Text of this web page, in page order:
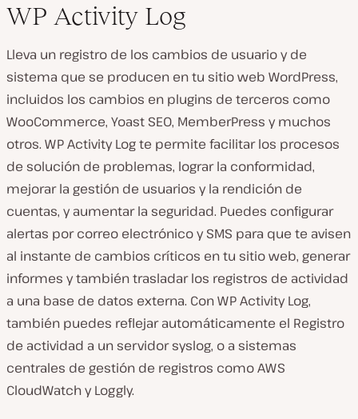
WP Activity Log
Lleva un registro de los cambios de usuario y de
sistema que se producen en tu sitio web WordPress,
incluidos los cambios en plugins de terceros como
WooCommerce, Yoast SEO, MemberPress y muchos
otros. WP Activity Log te permite facilitar los procesos
de solución de problemas, lograr la conformidad,
mejorar la gestión de usuarios y la rendición de
cuentas, y aumentar la seguridad. Puedes configurar
alertas por correo electrónico y SMS para que te avisen
al instante de cambios críticos en tu sitio web, generar
informes y también trasladar los registros de actividad
a una base de datos externa. Con WP Activity Log,
también puedes reflejar automáticamente el Registro
de actividad a un servidor syslog, o a sistemas
centrales de gestión de registros como AWS
CloudWatch y Loggly.